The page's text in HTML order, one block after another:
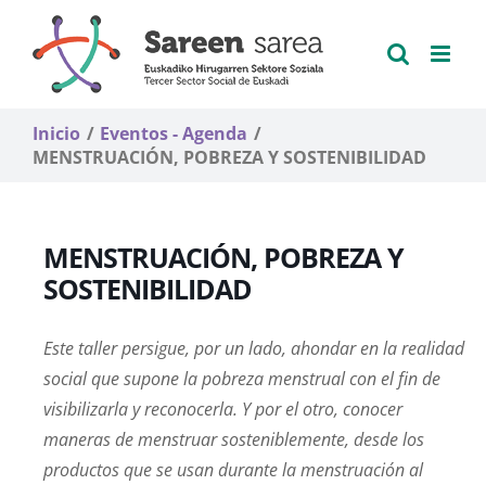
contenido
Inicio
Eventos - Agenda
MENSTRUACIÓN, POBREZA Y SOSTENIBILIDAD
MENSTRUACIÓN, POBREZA Y
SOSTENIBILIDAD
Este taller persigue, por un lado, ahondar en la realidad
social que supone la pobreza menstrual con el fin de
visibilizarla y reconocerla. Y por el otro, conocer
maneras de menstruar sosteniblemente, desde los
productos que se usan durante la menstruación al